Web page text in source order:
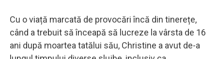
Cu o viață marcată de provocări încă din tinerețe,
când a trebuit să înceapă să lucreze la vârsta de 16
ani după moartea tatălui său, Christine a avut de-a